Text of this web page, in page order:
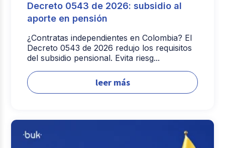
Decreto 0543 de 2026: subsidio al
aporte en pensión
¿Contratas independientes en Colombia? El
Decreto 0543 de 2026 redujo los requisitos
del subsidio pensional. Evita riesg...
leer más